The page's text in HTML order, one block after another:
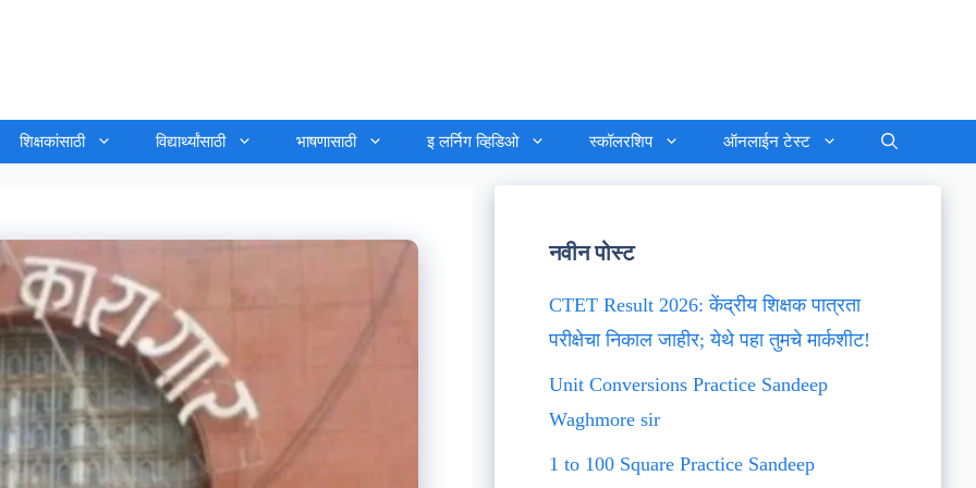
शिक्षकांसाठी विद्यार्थ्यांसाठी भाषणासाठी इ लर्निग व्हिडिओ स्कॉलरशिप ऑनलाईन टेस्ट
नवीन पोस्ट
CTET Result 2026: केंद्रीय शिक्षक पात्रता
परीक्षेचा निकाल जाहीर; येथे पहा तुमचे मार्कशीट!
Unit Conversions Practice Sandeep
Waghmore sir
1 to 100 Square Practice Sandeep